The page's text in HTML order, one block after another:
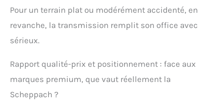
Pour un terrain plat ou modérément accidenté, en
revanche, la transmission remplit son office avec
sérieux.
Rapport qualité-prix et positionnement : face aux
marques premium, que vaut réellement la
Scheppach ?